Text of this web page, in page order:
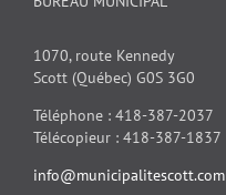
1070, route Kennedy
Scott (Québec) G0S 3G0
Téléphone : 418-387-2037
Télécopieur : 418-387-1837
info@municipalitescott.com